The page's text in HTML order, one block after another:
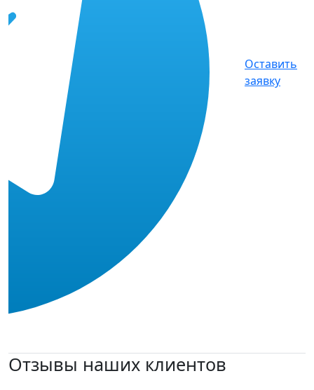
Оставить
заявку
Отзывы наших клиентов